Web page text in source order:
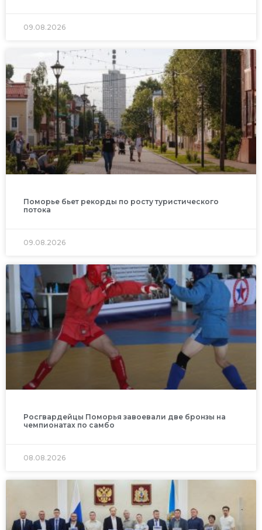
09.08.2026
Поморье бьет рекорды по росту туристического
потока
09.08.2026
Росгвардейцы Поморья завоевали две бронзы на
чемпионатах по самбо
08.08.2026